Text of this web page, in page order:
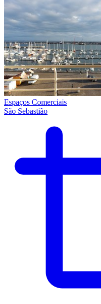
Espaços Comerciais
São Sebastião